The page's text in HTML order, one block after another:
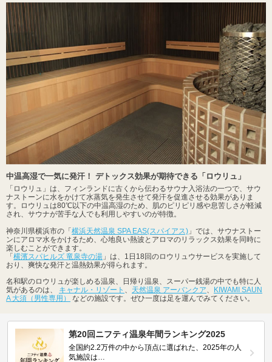
中温高湿で一気に発汗！ デトックス効果が期待できる「ロウリュ」
「ロウリュ」は、フィンランドに古くから伝わるサウナ入浴法の一つで、サウ
ナストーンに水をかけて水蒸気を発生させて発汗を促進させる効果がありま
す。ロウリュは80℃以下の中温高湿のため、肌のピリピリ感や息苦しさが軽減
され、サウナが苦手な人でも利用しやすいのが特徴。
神奈川県横浜市の「 横浜天然温泉 SPA EAS(スパイアス) 」では、サウナストー
ンにアロマ水をかけるため、心地良い熱波とアロマのリラックス効果を同時に
楽しむことができます。
「 横濱スパヒルズ 竜泉寺の湯 」は、1日18回のロウリュウサービスを実施して
おり、爽快な発汗と温熱効果が得られます。
名和駅のロウリュが楽しめる温泉、日帰り温泉、スーパー銭湯の中でも特に人
気があるのは、 キャナル・リゾート 、 天然温泉 アーバンクア、
KIWAMI SAUN
A 大須（男性専用）
などの施設です。ぜひ一度は足を運んでみてください。
第20回ニフティ温泉年間ランキング2025
全国約2.2万件の中から頂点に選ばれた、2025年の人
気施設は…